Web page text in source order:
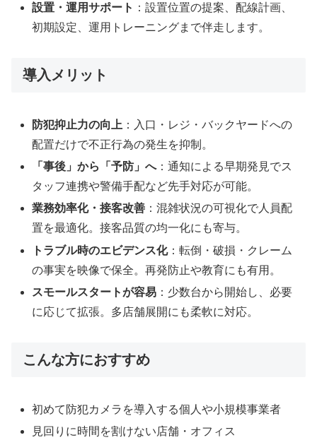
設置・運用サポート ：設置位置の提案、配線計画、
初期設定、運用トレーニングまで伴走します。
導入メリット
防犯抑止力の向上 ：入口・レジ・バックヤードへの
配置だけで不正行為の発生を抑制。
「事後」から「予防」へ：通知による早期発見でス
タッフ連携や警備手配など先手対応が可能。
業務効率化・接客改善 ：混雑状況の可視化で人員配
置を最適化。接客品質の均一化にも寄与。
トラブル時のエビデンス化：転倒・破損・クレーム
の事実を映像で保全。再発防止や教育にも有用。
スモールスタートが容易 ：少数台から開始し、必要
に応じて拡張。多店舗展開にも柔軟に対応。
こんな方におすすめ
初めて防犯カメラを導入する個人や小規模事業者
見回りに時間を割けない店舗・オフィス